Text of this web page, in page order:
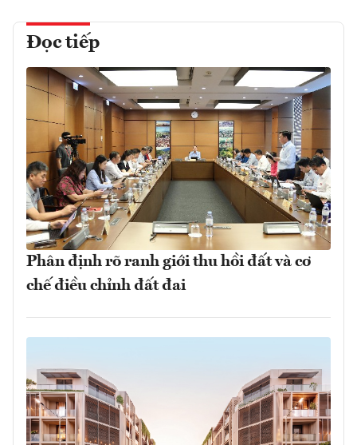
Đọc tiếp
Phân định rõ ranh giới thu hồi đất và cơ
chế điều chỉnh đất đai